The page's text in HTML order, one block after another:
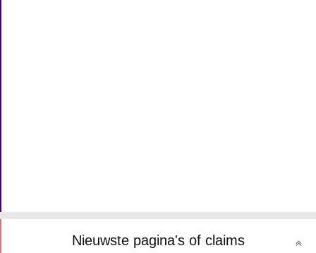
Nieuwste pagina's of claims